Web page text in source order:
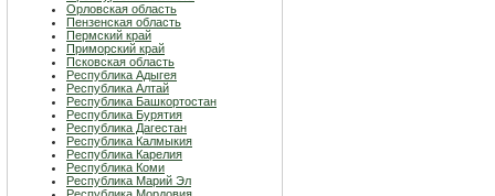
Орловская область
Пензенская область
Пермский край
Приморский край
Псковская область
Республика Адыгея
Республика Алтай
Республика Башкортостан
Республика Бурятия
Республика Дагестан
Республика Калмыкия
Республика Карелия
Республика Коми
Республика Марий Эл